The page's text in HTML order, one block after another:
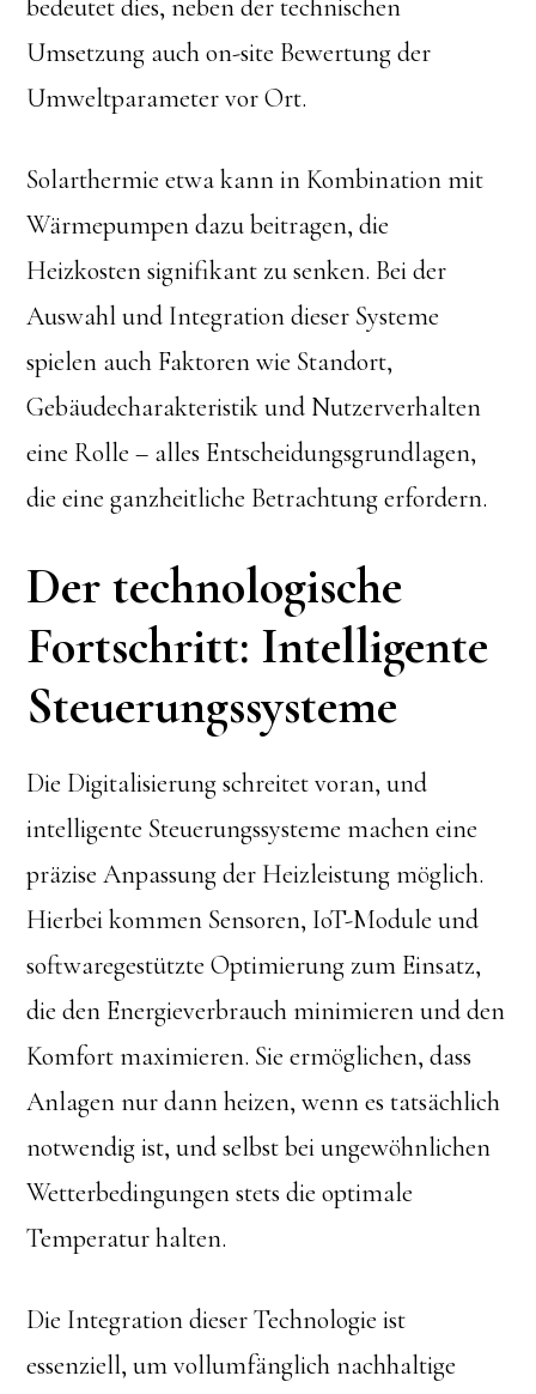
bedeutet dies, neben der technischen
Umsetzung auch on-site Bewertung der
Umweltparameter vor Ort.
Solarthermie etwa kann in Kombination mit
Wärmepumpen dazu beitragen, die
Heizkosten signifikant zu senken. Bei der
Auswahl und Integration dieser Systeme
spielen auch Faktoren wie Standort,
Gebäudecharakteristik und Nutzerverhalten
eine Rolle – alles Entscheidungsgrundlagen,
die eine ganzheitliche Betrachtung erfordern.
Der technologische
Fortschritt: Intelligente
Steuerungssysteme
Die Digitalisierung schreitet voran, und
intelligente Steuerungssysteme machen eine
präzise Anpassung der Heizleistung möglich.
Hierbei kommen Sensoren, IoT-Module und
softwaregestützte Optimierung zum Einsatz,
die den Energieverbrauch minimieren und den
Komfort maximieren. Sie ermöglichen, dass
Anlagen nur dann heizen, wenn es tatsächlich
notwendig ist, und selbst bei ungewöhnlichen
Wetterbedingungen stets die optimale
Temperatur halten.
Die Integration dieser Technologie ist
essenziell, um vollumfänglich nachhaltige